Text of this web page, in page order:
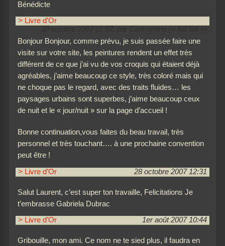
Bénédicte
> Livre d’Or
Bonjour Bonjour, comme prévu, je suis passée faire une
visite sur votre site, les peintures rendent un effet très
différent de ce que j’ai vu de vos croquis qui étaient déjà
agréables, j’aime beaucoup ce style, très coloré mais qui
ne choque pas le regard, avec des traits fluides… les
paysages urbains sont superbes, j’aime beaucoup ceux
de nuit et le « jour/nuit » sur la page d’accueil !
Bonne continuation,vous faites du beau travail, très
personnel et très touchant…. à une prochaine convention
peut être !
> Livre d’Or 28 octobre 2007 12:31
Salut Laurent, c’est super ton travaille, Felicitations Je
t’embrasse Gabriela Dubrac
> Livre d’Or 1er août 2007 10:44
Gribouille, mon ami. Ce nom ne te sied plus, il faudra en